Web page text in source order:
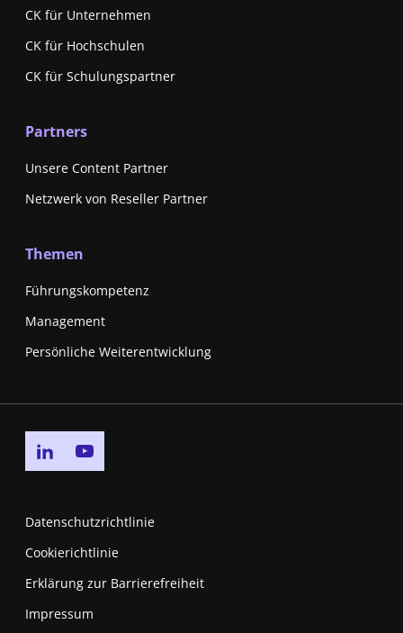
CK für Unternehmen
CK für Hochschulen
CK für Schulungspartner
Partners
Unsere Content Partner
Netzwerk von Reseller Partner
Themen
Führungskompetenz
Management
Persönliche Weiterentwicklung
Go to linkedin page
Datenschutzrichtlinie
Cookierichtlinie
Erklärung zur Barrierefreiheit
Impressum